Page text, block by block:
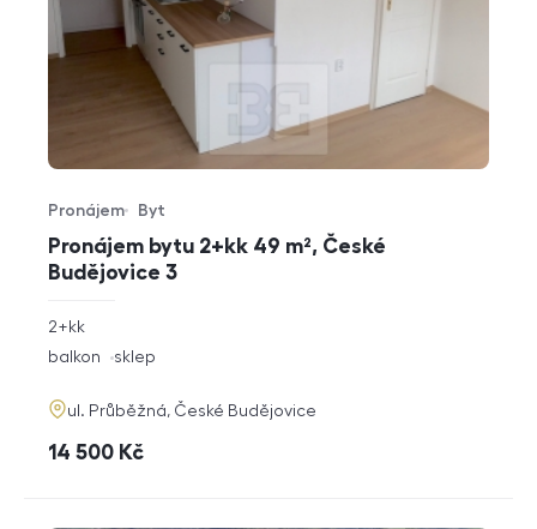
Pronájem bytu 2+kk 49 m², České
Budějovice 3
Typ nabídky
Pronájem
Typ nemovitosti
Byt
rozměry
dispozice
2+kk
funkce
balkon sklep
adresa
ul. Průběžná, České Budějovice
cena
14 500 Kč